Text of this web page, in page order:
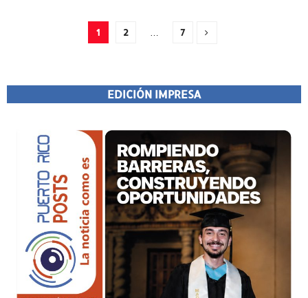
1 2 … 7
EDICIÓN IMPRESA